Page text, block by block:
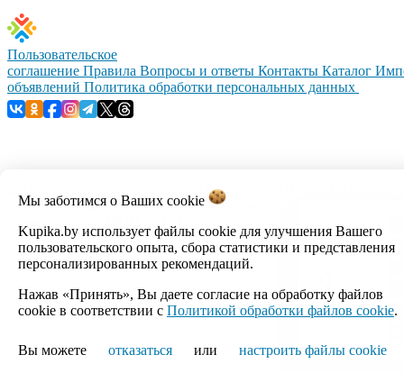
Мы заботимся о Ваших cookie
Kupika.by использует файлы cookie для улучшения Вашего
пользовательского опыта, сбора статистики и представления
персонализированных рекомендаций.
Нажав «Принять», Вы даете согласие на обработку файлов
cookie в соответствии с Политикой обработки файлов cookie.
Вы можете отказаться или
настроить файлы cookie
Пользовательское
соглашение Правила Вопросы и ответы Контакты Каталог
объявлений Политика обработки персональных данных
© 1999–2026, ООО «Открытый контакт». УНП 100008738.
Республика Беларусь, г.Минск, ул.Кальварийская, 17-518.
Настройка cookie